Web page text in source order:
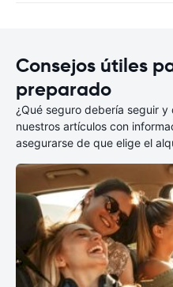
Consejos útiles
preparado
¿Qué seguro debería seguir
nuestros artículos con
asegurarse de que elige el